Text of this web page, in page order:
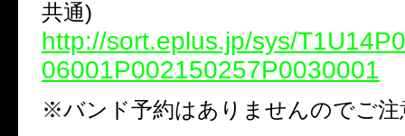
共通)
http://sort.eplus.jp/sys/
06001P002150257P0030001
※バンド予約はありませんのでご注